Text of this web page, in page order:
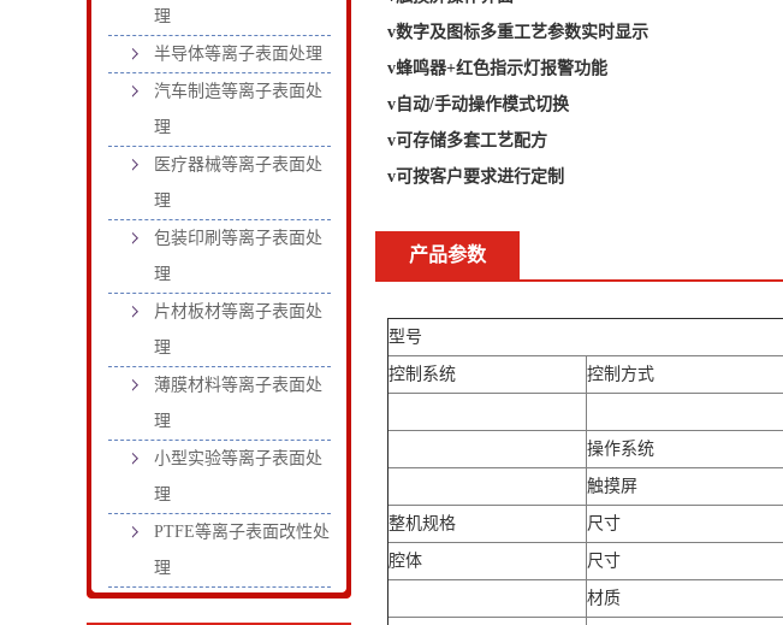
v数字及图标多重工艺参数实时显示
v蜂鸣器+红色指示灯报警功能
v自动/手动操作模式切换
v可存储多套工艺配方
v可按客户要求进行定制
产品参数
型号
控制系统 控制方式
操作系统
触摸屏
整机规格 尺寸
腔体 尺寸
材质
理
半导体等离子表面处理
汽车制造等离子表面处
理
医疗器械等离子表面处
理
包装印刷等离子表面处
理
片材板材等离子表面处
理
薄膜材料等离子表面处
理
小型实验等离子表面处
理
PTFE等离子表面改性处
理